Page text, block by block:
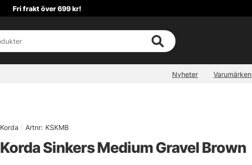
Fri frakt över 699 kr!
Nyheter Varumärken
Korda Artnr: KSKMB
Korda Sinkers Medium Gravel Brown